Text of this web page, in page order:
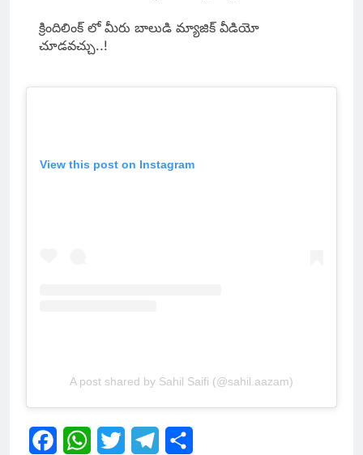
క్రిందిలింక్ లో మీరు బాలుడి మ్యాజిక్ వీడియో
చూడవచ్చు..!
View this post on Instagram
A post shared by Sahil Saifi (@sahil.aazam)
FacebookWhatsApp
Twitter Telegram